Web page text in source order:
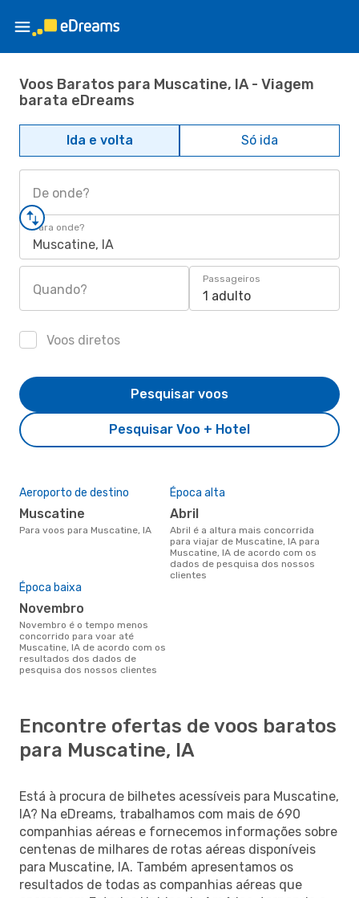
Voos Baratos para Muscatine, IA - Viagem
barata eDreams
Ida e volta Só ida
De onde?
Para onde?
Muscatine, IA
Quando?
Passageiros
1 adulto
Voos diretos
Pesquisar Voo + Hotel
Pesquisar voos
Aeroporto de destino
Muscatine
Para voos para Muscatine, IA
Época alta
abril
abril é a altura mais concorrida
para viajar de Muscatine, IA para
Muscatine, IA de acordo com os
dados de pesquisa dos nossos
clientes
Época baixa
novembro
novembro é o tempo menos
concorrido para voar até
Muscatine, IA de acordo com os
resultados dos dados de
pesquisa dos nossos clientes
Encontre ofertas de voos baratos
para Muscatine, IA
Está à procura de bilhetes acessíveis para Muscatine,
IA? Na eDreams, trabalhamos com mais de 690
companhias aéreas e fornecemos informações sobre
centenas de milhares de rotas aéreas disponíveis
para Muscatine, IA. Também apresentamos os
resultados de todas as companhias aéreas que